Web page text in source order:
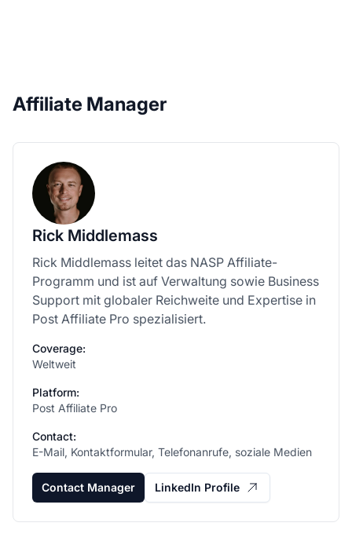
Affiliate Manager
Rick Middlemass
Rick Middlemass leitet das NASP Affiliate-
Programm und ist auf Verwaltung sowie Business
Support mit globaler Reichweite und Expertise in
Post Affiliate Pro spezialisiert.
Coverage:
Weltweit
Platform:
Post Affiliate Pro
Contact:
E-Mail, Kontaktformular, Telefonanrufe, soziale Medien
Contact Manager LinkedIn Profile